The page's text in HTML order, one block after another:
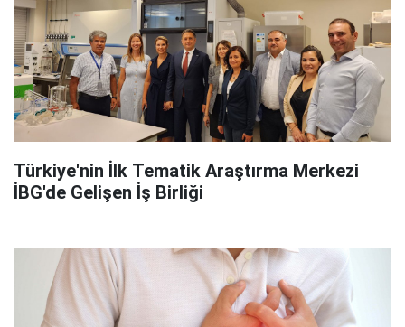
Türkiye'nin İlk Tematik Araştırma Merkezi
İBG'de Gelişen İş Birliği